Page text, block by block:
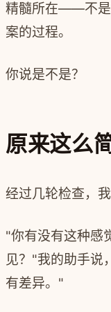
精髓所在——不是
案的过程。
你说是不是？
原来这么
经过几轮检查，
"你有没有这种感
见？"我的助手说
有差异。"